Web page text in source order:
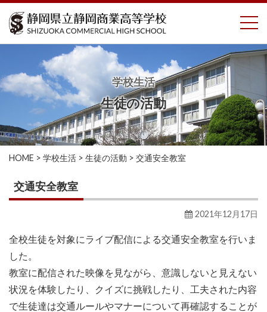
コ
へ
ス
プ
学校生活
生徒の活動
HOME > 学校生活> 生徒の活動 > 交通安全教室
交通安全教室
2021年12月17日
全校生徒を対象にライブ配信による交通安全教室を行いま
した。
教室に配信された映像を見ながら、意識しないと見えない
状況を体験したり、クイズに挑戦したり、工夫された内容
で生徒達は交通ルールやマナーについて再確認することが